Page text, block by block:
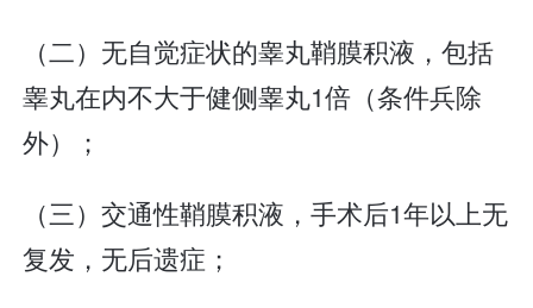
（二）无自觉症状的睾丸鞘膜积液，包括
睾丸在内不大于健侧睾丸1倍（条件兵除
外）；
（三）交通性鞘膜积液，手术后1年以上无
复发，无后遗症；